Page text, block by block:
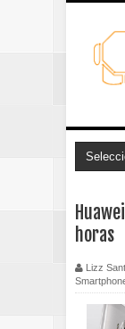
horas
Lizz